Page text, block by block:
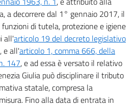
a decorrere dal 1° gennaio 2017, il
di tutela, protezione e igiene
all'articolo 19 del decreto legislativo
, e all'articolo 1, comma 666, della
147, e ad essa è versato il relativo
Giulia può disciplinare il tributo
statale, compresa la
Fino alla data di entrata in